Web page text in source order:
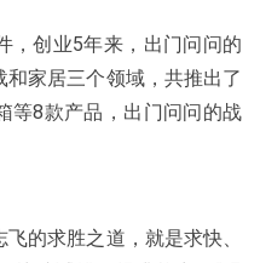
，创业5年来，出门问问的
家居三个领域，共推出了
等8款产品，出门问问的战
的求胜之道，就是求快、